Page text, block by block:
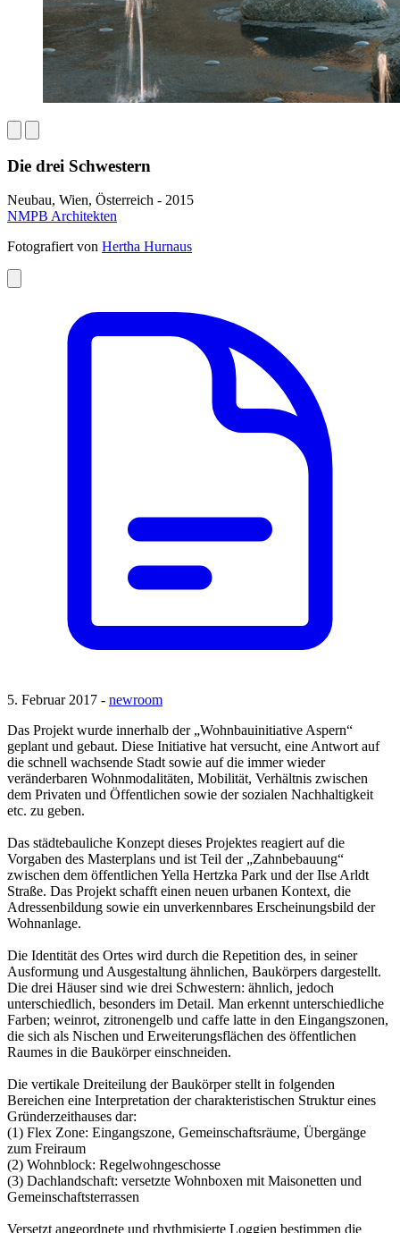
Die drei Schwestern
Neubau, Wien, Österreich - 2015
NMPB Architekten
Fotografiert von Hertha Hurnaus
5. Februar 2017 - newroom
Das Projekt wurde innerhalb der „Wohnbauinitiative Aspern“
geplant und gebaut. Diese Initiative hat versucht, eine Antwort auf
die schnell wachsende Stadt sowie auf die immer wieder
veränderbaren Wohnmodalitäten, Mobilität, Verhältnis zwischen
dem Privaten und Öffentlichen sowie der sozialen Nachhaltigkeit
etc. zu geben.
Das städtebauliche Konzept dieses Projektes reagiert auf die
Vorgaben des Masterplans und ist Teil der „Zahnbebauung“
zwischen dem öffentlichen Yella Hertzka Park und der Ilse Arldt
Straße. Das Projekt schafft einen neuen urbanen Kontext, die
Adressenbildung sowie ein unverkennbares Erscheinungsbild der
Wohnanlage.
Die Identität des Ortes wird durch die Repetition des, in seiner
Ausformung und Ausgestaltung ähnlichen, Baukörpers dargestellt.
Die drei Häuser sind wie drei Schwestern: ähnlich, jedoch
unterschiedlich, besonders im Detail. Man erkennt unterschiedliche
Farben; weinrot, zitronengelb und caffe latte in den Eingangszonen,
die sich als Nischen und Erweiterungsflächen des öffentlichen
Raumes in die Baukörper einschneiden.
Die vertikale Dreiteilung der Baukörper stellt in folgenden
Bereichen eine Interpretation der charakteristischen Struktur eines
Gründerzeithauses dar:
(1) Flex Zone: Eingangszone, Gemeinschaftsräume, Übergänge
zum Freiraum
(2) Wohnblock: Regelwohngeschosse
(3) Dachlandschaft: versetzte Wohnboxen mit Maisonetten und
Gemeinschaftsterrassen
Versetzt angeordnete und rhythmisierte Loggien bestimmen die